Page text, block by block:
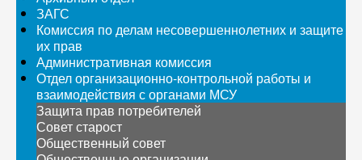
ЗАГС
Комиссия по делам несовершеннолетних и защите
их прав
Административная комиссия
Отдел организационно-контрольной работы и
взаимодействия с органами МСУ
Защита прав потребителей
Совет старост
Общественный совет